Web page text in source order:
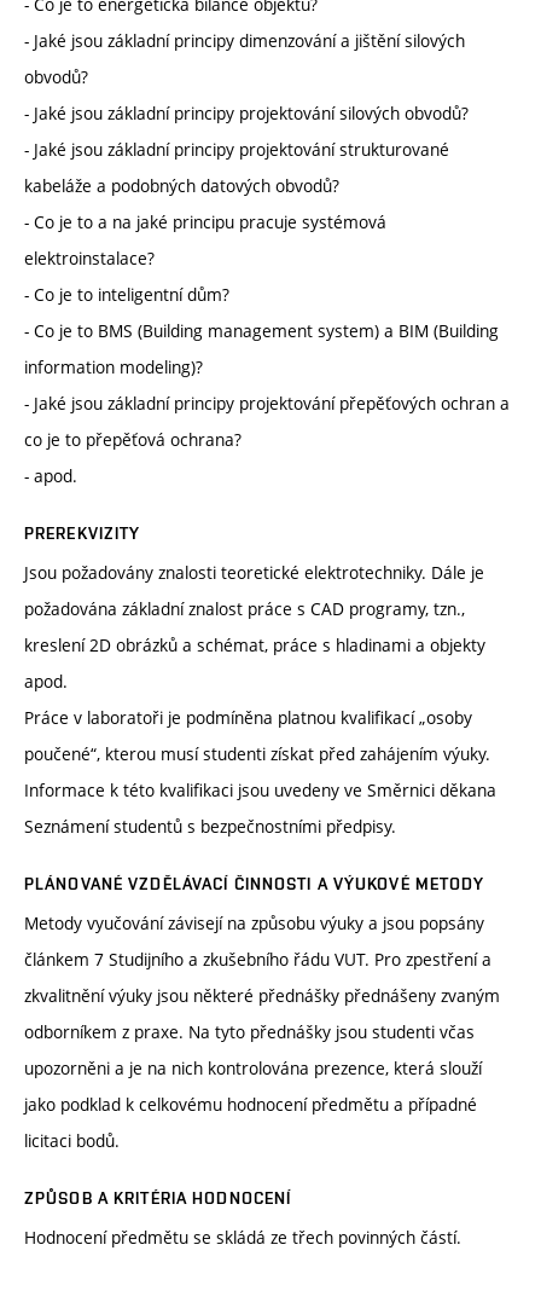
- Jaké jsou základní principy dimenzování a jištění silových
obvodů?
- Jaké jsou základní principy projektování silových obvodů?
- Jaké jsou základní principy projektování strukturované
kabeláže a podobných datových obvodů?
- Co je to a na jaké principu pracuje systémová
elektroinstalace?
- Co je to inteligentní dům?
- Co je to BMS (Building management system) a BIM (Building
information modeling)?
- Jaké jsou základní principy projektování přepěťových ochran a
co je to přepěťová ochrana?
- apod.
PREREKVIZITY
Jsou požadovány znalosti teoretické elektrotechniky. Dále je
požadována základní znalost práce s CAD programy, tzn.,
kreslení 2D obrázků a schémat, práce s hladinami a objekty
apod.
Práce v laboratoři je podmíněna platnou kvalifikací „osoby
poučené“, kterou musí studenti získat před zahájením výuky.
Informace k této kvalifikaci jsou uvedeny ve Směrnici děkana
Seznámení studentů s bezpečnostními předpisy.
PLÁNOVANÉ VZDĚLÁVACÍ ČINNOSTI A VÝUKOVÉ METODY
Metody vyučování závisejí na způsobu výuky a jsou popsány
článkem 7 Studijního a zkušebního řádu VUT. Pro zpestření a
zkvalitnění výuky jsou některé přednášky přednášeny zvaným
odborníkem z praxe. Na tyto přednášky jsou studenti včas
upozorněni a je na nich kontrolována prezence, která slouží
jako podklad k celkovému hodnocení předmětu a případné
licitaci bodů.
ZPŮSOB A KRITÉRIA HODNOCENÍ
Hodnocení předmětu se skládá ze třech povinných částí.